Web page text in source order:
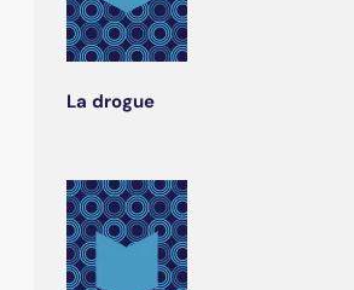
La drogue